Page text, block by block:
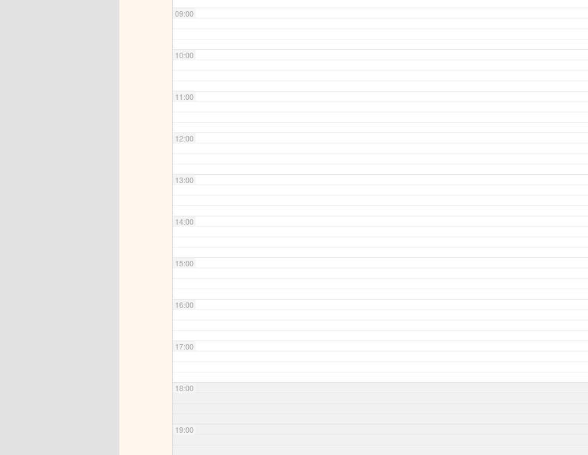
09:00
10:00
11:00
12:00
13:00
14:00
15:00
16:00
17:00
18:00
19:00